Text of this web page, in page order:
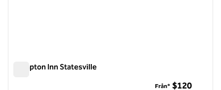
Hampton Inn Statesville
Från* $120